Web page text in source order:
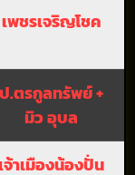
เพชรเจริญโชค
ป.ตรกูลทรัพย์ +
มิว อุบล
จ้าเมืองน้องปั่น